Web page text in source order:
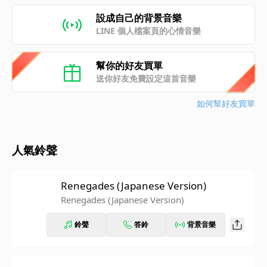
設成自己的背景音樂
LINE 個人檔案頁的心情音樂
幫你的好友買單
送你好友免費設定這首音樂
如何幫好友買單
人氣鈴聲
Renegades (Japanese Version)
Renegades (Japanese Version)
鈴聲 答鈴 背景音樂